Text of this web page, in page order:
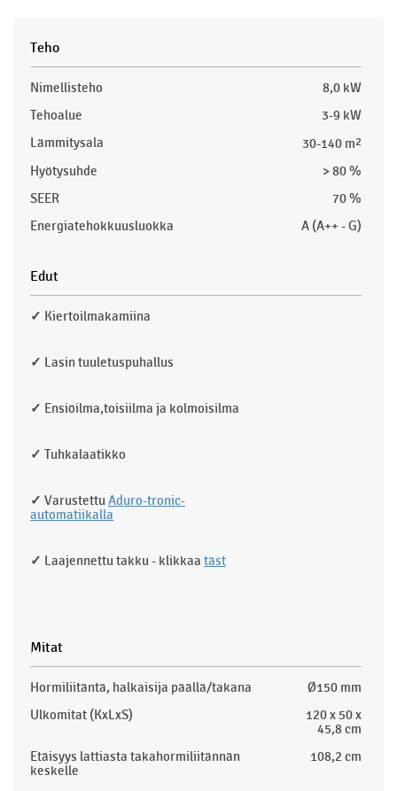
Teho
Nimellisteho
8,0 kW
Tehoalue
3-9 kW
Lämmitysala
30-140 m2
Hyötysuhde
> 80 %
SEER
70 %
Energiatehokkuusluokka
A (A++ - G)
Edut
✓ Kiertoilmakamiina
✓ Lasin tuuletuspuhallus
✓ Ensiöilma,toisiilma ja kolmoisilma
✓ Tuhkalaatikko
✓ VarustettuAduro-tronic-
automatiikalla
✓ Laajennettu takku - klikkaa täst
Mitat
Hormiliitäntä, halkaisija päällä/takana
Ø150 mm
Ulkomitat (KxLxS)
120 x 50 x
45,8 cm
Etäisyys lattiasta takahormiliitännän
keskelle
108,2 cm